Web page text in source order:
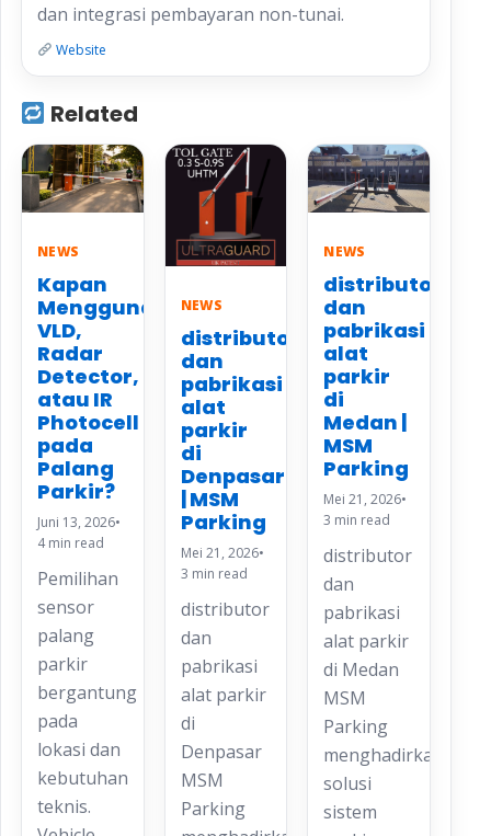
dan integrasi pembayaran non-tunai.
Website
Related
NEWS
Kapan
Menggunakan
VLD,
Radar
Detector,
atau IR
Photocell
pada
Palang
Parkir?
Juni 13, 2026•
4 min read
Pemilihan
sensor
palang
parkir
bergantung
pada
lokasi dan
kebutuhan
teknis.
NEWS
distributor
dan
pabrikasi
alat
parkir
di
Denpasar
| MSM
Parking
Mei 21, 2026•
3 min read
distributor
dan
pabrikasi
alat parkir
di
Denpasar
MSM
Parking
NEWS
distributor
dan
pabrikasi
alat
parkir
di
Medan |
MSM
Parking
Mei 21, 2026•
3 min read
distributor
dan
pabrikasi
alat parkir
di Medan
MSM
Parking
menghadirkan
solusi
sistem